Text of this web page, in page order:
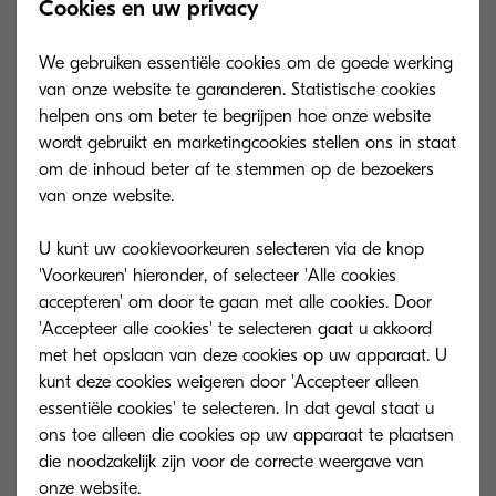
complete audittrail op alle
documenten.
Direct herstel na calamiteit
Papieren documenten worden vaak
voor langere termijn opgeslagen in
bijvoorbeeld een ondergelopen kelder
alle bedrijfsgegevens vernietigt. Hoe
zou dat uw organisatie beïnvloeden?
Van digitale documenten kan
regelmatig een back-up worden
gemaakt, waardoor na verlies door
bijvoorbeeld inbraak, overstroming en
brand alles direct hersteld kan worden.
Cookies en uw privacy
We gebruiken essentiële cookies om de goede werking
van onze website te garanderen. Statistische cookies
helpen ons om beter te begrijpen hoe onze website
wordt gebruikt en marketingcookies stellen ons in staat
om de inhoud beter af te stemmen op de bezoekers
van onze website.
U kunt uw cookievoorkeuren selecteren via de knop
'Voorkeuren' hieronder, of selecteer 'Alle cookies
accepteren' om door te gaan met alle cookies. Door
'Accepteer alle cookies' te selecteren gaat u akkoord
met het opslaan van deze cookies op uw apparaat. U
kunt deze cookies weigeren door 'Accepteer alleen
essentiële cookies' te selecteren. In dat geval staat u
ons toe alleen die cookies op uw apparaat te plaatsen
die noodzakelijk zijn voor de correcte weergave van